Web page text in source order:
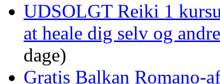
UDSOLGT Reiki 1
at heale dig selv og
dage)
Gratis Balkan Romano-